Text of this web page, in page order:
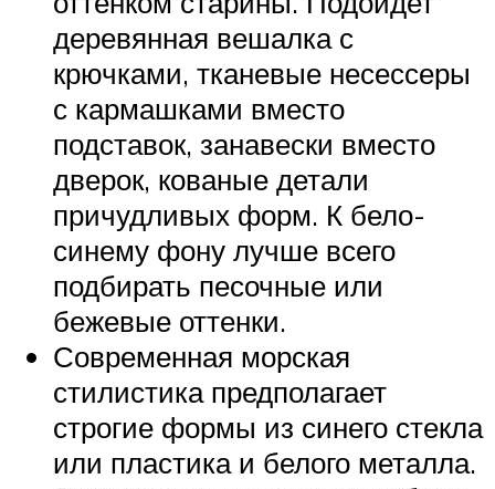
деревянная вешалка с
крючками, тканевые несессеры
с кармашками вместо
подставок, занавески вместо
дверок, кованые детали
причудливых форм. К бело-
синему фону лучше всего
подбирать песочные или
бежевые оттенки.
Современная морская
стилистика предполагает
строгие формы из синего стекла
или пластика и белого металла.